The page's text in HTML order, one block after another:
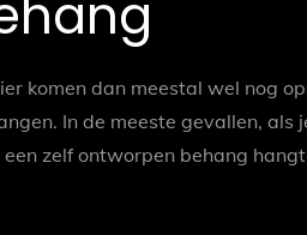
komen dan meestal wel nog
In de meeste gevallen, als
zelf ontworpen behang